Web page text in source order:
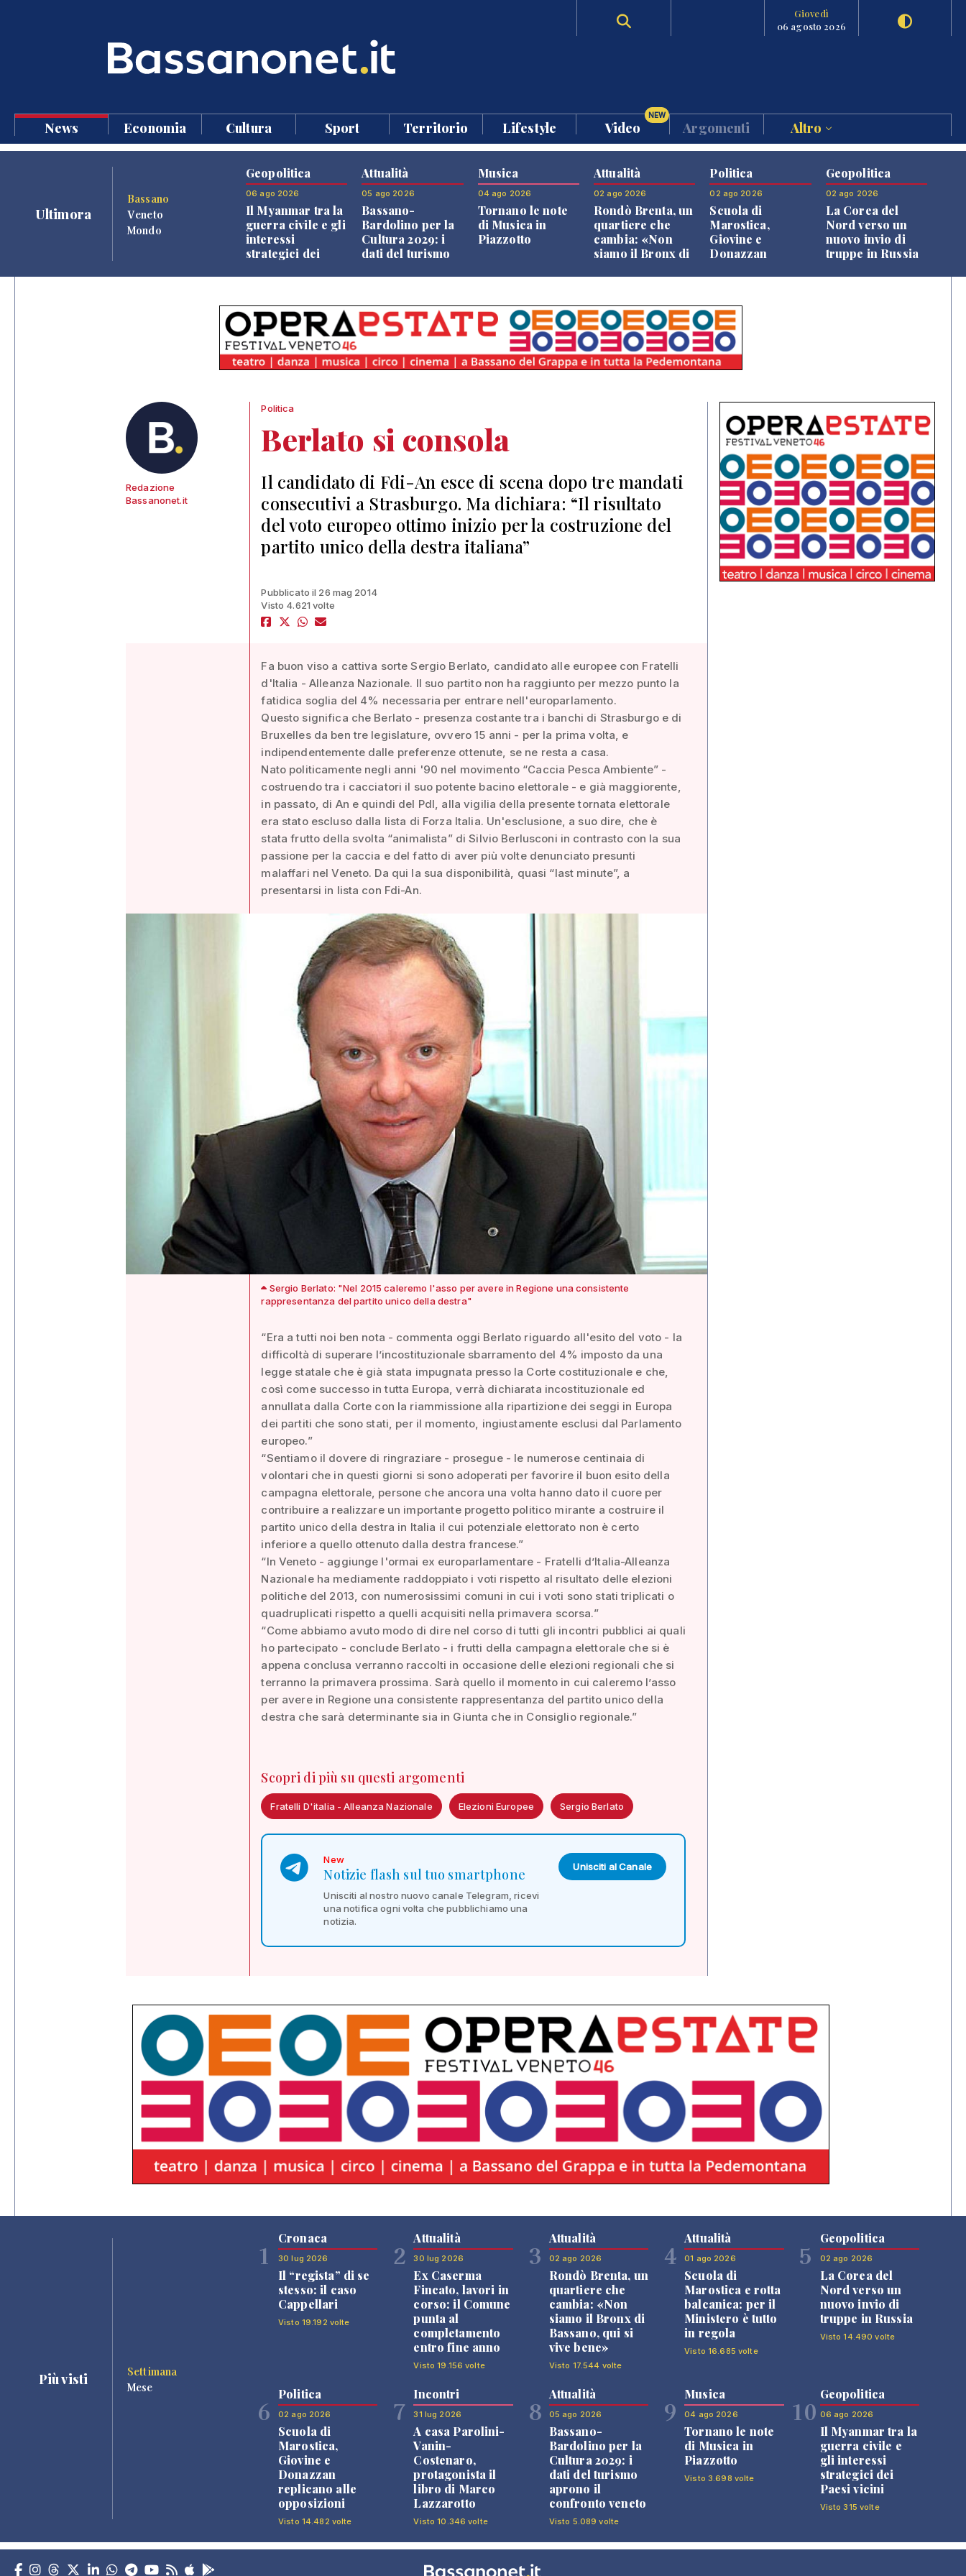
Giovedì
06 agosto 2026
News Economia Cultura Sport Territorio Lifestyle Video
NEW
Argomenti Altro
Ultimora
Bassano
Veneto
Mondo
Geopolitica
06 ago 2026
Il Myanmar tra la
guerra civile e gli
interessi
strategici dei
Attualità
05 ago 2026
Bassano-
Bardolino per la
Cultura 2029: i
dati del turismo
Musica
04 ago 2026
Tornano le note
di Musica in
Piazzotto
Attualità
02 ago 2026
Rondò Brenta, un
quartiere che
cambia: «Non
siamo il Bronx di
Politica
02 ago 2026
Scuola di
Marostica,
Giovine e
Donazzan
Geopolitica
02 ago 2026
La Corea del
Nord verso un
nuovo invio di
truppe in Russia
Redazione
Bassanonet.it
Politica
Berlato si consola
Il candidato di Fdi-An esce di scena dopo tre mandati
consecutivi a Strasburgo. Ma dichiara: “Il risultato
del voto europeo ottimo inizio per la costruzione del
partito unico della destra italiana”
Pubblicato il 26 mag 2014
Visto 4.621 volte
Fa buon viso a cattiva sorte Sergio Berlato, candidato alle europee con Fratelli
d'Italia - Alleanza Nazionale. Il suo partito non ha raggiunto per mezzo punto la
fatidica soglia del 4% necessaria per entrare nell'europarlamento.
Questo significa che Berlato - presenza costante tra i banchi di Strasburgo e di
Bruxelles da ben tre legislature, ovvero 15 anni - per la prima volta, e
indipendentemente dalle preferenze ottenute, se ne resta a casa.
Nato politicamente negli anni '90 nel movimento “Caccia Pesca Ambiente” -
costruendo tra i cacciatori il suo potente bacino elettorale - e già maggiorente,
in passato, di An e quindi del Pdl, alla vigilia della presente tornata elettorale
era stato escluso dalla lista di Forza Italia. Un'esclusione, a suo dire, che è
stata frutto della svolta “animalista” di Silvio Berlusconi in contrasto con la sua
passione per la caccia e del fatto di aver più volte denunciato presunti
malaffari nel Veneto. Da qui la sua disponibilità, quasi “last minute”, a
presentarsi in lista con Fdi-An.
Sergio Berlato: "Nel 2015 caleremo l'asso per avere in Regione una consistente
rappresentanza del partito unico della destra"
“Era a tutti noi ben nota - commenta oggi Berlato riguardo all'esito del voto - la
difficoltà di superare l’incostituzionale sbarramento del 4% imposto da una
legge statale che è già stata impugnata presso la Corte costituzionale e che,
così come successo in tutta Europa, verrà dichiarata incostituzionale ed
annullata dalla Corte con la riammissione alla ripartizione dei seggi in Europa
dei partiti che sono stati, per il momento, ingiustamente esclusi dal Parlamento
europeo.”
“Sentiamo il dovere di ringraziare - prosegue - le numerose centinaia di
volontari che in questi giorni si sono adoperati per favorire il buon esito della
campagna elettorale, persone che ancora una volta hanno dato il cuore per
contribuire a realizzare un importante progetto politico mirante a costruire il
partito unico della destra in Italia il cui potenziale elettorato non è certo
inferiore a quello ottenuto dalla destra francese.”
“In Veneto - aggiunge l'ormai ex europarlamentare - Fratelli d’Italia-Alleanza
Nazionale ha mediamente raddoppiato i voti rispetto al risultato delle elezioni
politiche del 2013, con numerosissimi comuni in cui i voti sono stati triplicati o
quadruplicati rispetto a quelli acquisiti nella primavera scorsa.”
“Come abbiamo avuto modo di dire nel corso di tutti gli incontri pubblici ai quali
ho partecipato - conclude Berlato - i frutti della campagna elettorale che si è
appena conclusa verranno raccolti in occasione delle elezioni regionali che si
terranno la primavera prossima. Sarà quello il momento in cui caleremo l’asso
per avere in Regione una consistente rappresentanza del partito unico della
destra che sarà determinante sia in Giunta che in Consiglio regionale.”
Scopri di più su questi argomenti
Fratelli D'italia - Alleanza Nazionale Elezioni Europee Sergio Berlato
New
Notizie flash sul tuo smartphone
Unisciti al nostro nuovo canale Telegram, ricevi
una notifica ogni volta che pubblichiamo una
notizia.
Unisciti al Canale
Più visti
Settimana
Mese
1
Cronaca
30 lug 2026
Il “regista” di se
stesso: il caso
Cappellari
Visto 19.192 volte
2
Attualità
30 lug 2026
Ex Caserma
Fincato, lavori in
corso: il Comune
punta al
completamento
entro fine anno
Visto 19.156 volte
3
Attualità
02 ago 2026
Rondò Brenta, un
quartiere che
cambia: «Non
siamo il Bronx di
Bassano, qui si
vive bene»
Visto 17.544 volte
4
Attualità
01 ago 2026
Scuola di
Marostica e rotta
balcanica: per il
Ministero è tutto
in regola
Visto 16.685 volte
5
Geopolitica
02 ago 2026
La Corea del
Nord verso un
nuovo invio di
truppe in Russia
Visto 14.490 volte
6
Politica
02 ago 2026
Scuola di
Marostica,
Giovine e
Donazzan
replicano alle
opposizioni
Visto 14.482 volte
7
Incontri
31 lug 2026
A casa Parolini-
Vanin-
Costenaro,
protagonista il
libro di Marco
Lazzarotto
Visto 10.346 volte
8
Attualità
05 ago 2026
Bassano-
Bardolino per la
Cultura 2029: i
dati del turismo
aprono il
confronto veneto
Visto 5.089 volte
9
Musica
04 ago 2026
Tornano le note
di Musica in
Piazzotto
Visto 3.698 volte
10
Geopolitica
06 ago 2026
Il Myanmar tra la
guerra civile e
gli interessi
strategici dei
Paesi vicini
Visto 315 volte